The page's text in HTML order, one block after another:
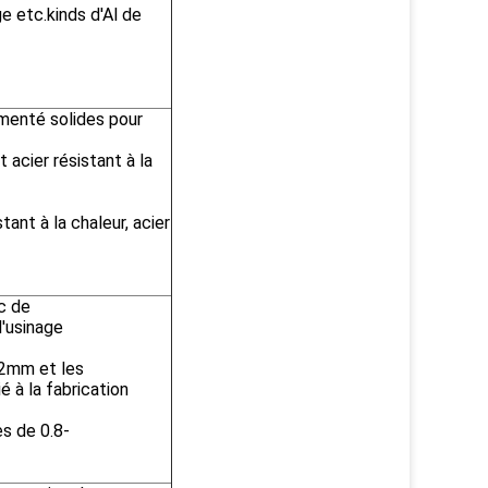
etc.kinds d'Al de
solides pour
acier résistant à la
à la chaleur, acier
de
et les
à la fabrication
de 0.8-